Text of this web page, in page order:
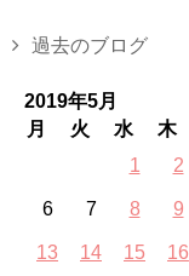
過去のブログ
2019年5月
月
火 水 木
1
2
6 7 8 9
13 14 15 16